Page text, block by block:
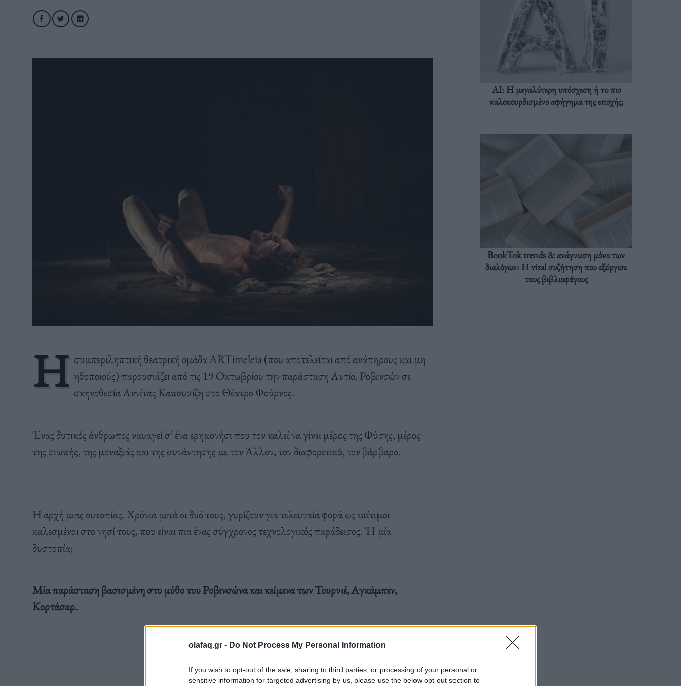
olafaq.gr - Do Not Process My Personal Information
If you wish to opt-out of the sale, sharing to third parties, or processing of your personal or
sensitive information for targeted advertising by us, please use the below opt-out section to
Η συμπεριληπτική θεατρική ομάδα ARTimeleia (που αποτελείται από ανάπηρους και μη
ηθοποιούς) παρουσιάζει από τις 19 Οκτωβρίου την παράσταση Αντίο, Ροβινσών σε
σκηνοθεσία Αννίτας Καπουσίζη στο Θέατρο Φούρνος.
Ένας δυτικός άνθρωπος ναυαγεί σ’ ένα ερημονήσι που τον καλεί να γίνει μέρος της Φύσης, μέρος
της σιωπής, της μοναξιάς και της συνάντησης με τον Άλλον, τον διαφορετικό, τον βάρβαρο.
Η αρχή μιας ουτοπίας. Χρόνια μετά οι δυό τους, γυρίζουν για τελευταία φορά ως επίτιμοι
καλεσμένοι στο νησί τους, που είναι πια ένας σύγχρονος τεχνολογικός παράδεισος. Ή μία
δυστοπία;
Μία παράσταση βασισμένη στο μύθο του Ροβινσώνα και κείμενα των Τουρνιέ, Αγκάμπεν,
Κορτάσαρ.
AI: Η μεγαλύτερη υπόσχεση ή το πιο
καλοκουρδισμένο αφήγημα της εποχής;
BookTok trends & ανάγνωση μόνο των
διαλόγων: Η viral συζήτηση που εξόργισε
τους βιβλιοφάγους